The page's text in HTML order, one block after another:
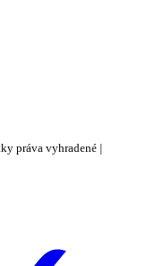
práva vyhradené |